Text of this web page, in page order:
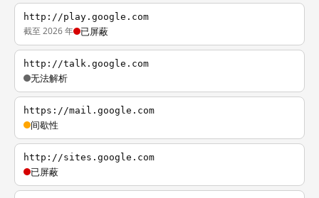
http://play.google.com
截至 2026 年 已屏蔽
http://talk.google.com
无法解析
https://mail.google.com
间歇性
http://sites.google.com
已屏蔽